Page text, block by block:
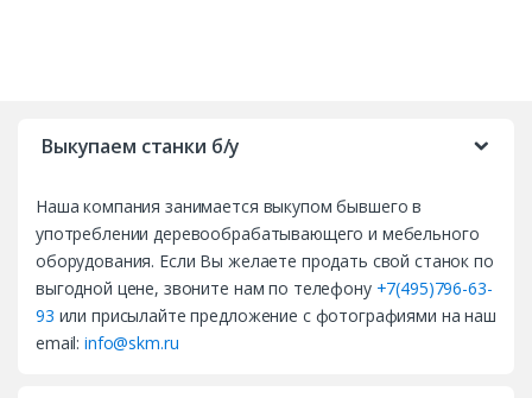
Выкупаем станки б/у
Наша компания занимается выкупом бывшего в
употреблении деревообрабатывающего и мебельного
оборудования. Если Вы желаете продать свой станок по
выгодной цене, звоните нам по телефону +7(495)796-63-
93 или присылайте предложение с фотографиями на наш
email:info@skm.ru